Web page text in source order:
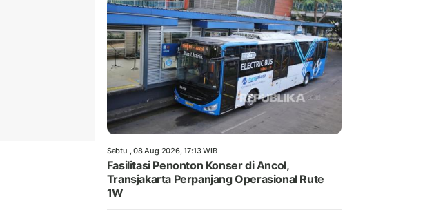
Sabtu , 08 Aug 2026, 17:13 WIB
Fasilitasi Penonton Konser di Ancol,
Transjakarta Perpanjang Operasional Rute
1W